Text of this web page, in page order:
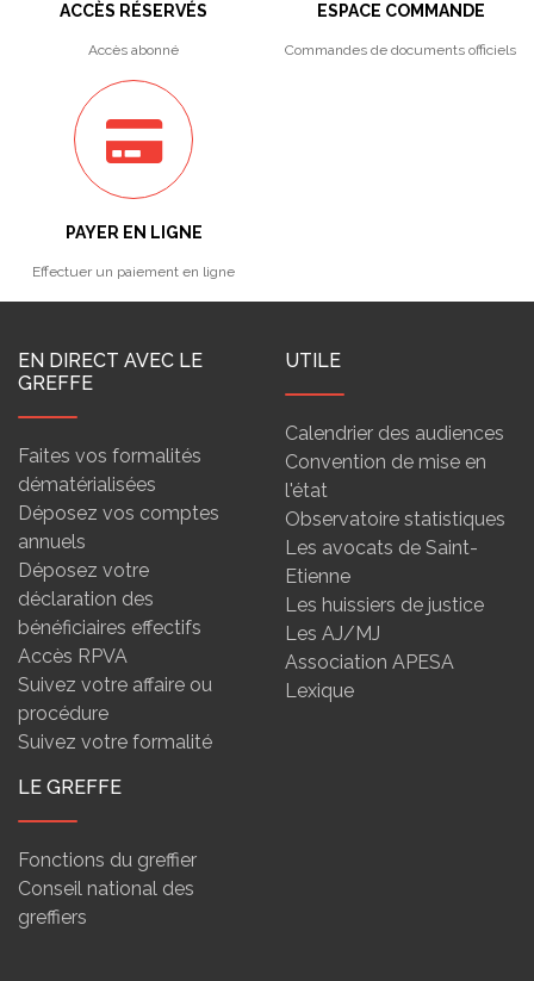
ACCÈS RÉSERVÉS
Accès abonné
ESPACE COMMANDE
Commandes de documents officiels
PAYER EN LIGNE
Effectuer un paiement en ligne
EN DIRECT AVEC LE
GREFFE
Faites vos formalités
dématérialisées
Déposez vos comptes
annuels
Déposez votre
déclaration des
bénéficiaires effectifs
Accès RPVA
Suivez votre affaire ou
procédure
Suivez votre formalité
UTILE
Calendrier des audiences
Convention de mise en
l'état
Observatoire statistiques
Les avocats de Saint-
Etienne
Les huissiers de justice
Les AJ/MJ
Association APESA
Lexique
LE GREFFE
Fonctions du greffier
Conseil national des
greffiers